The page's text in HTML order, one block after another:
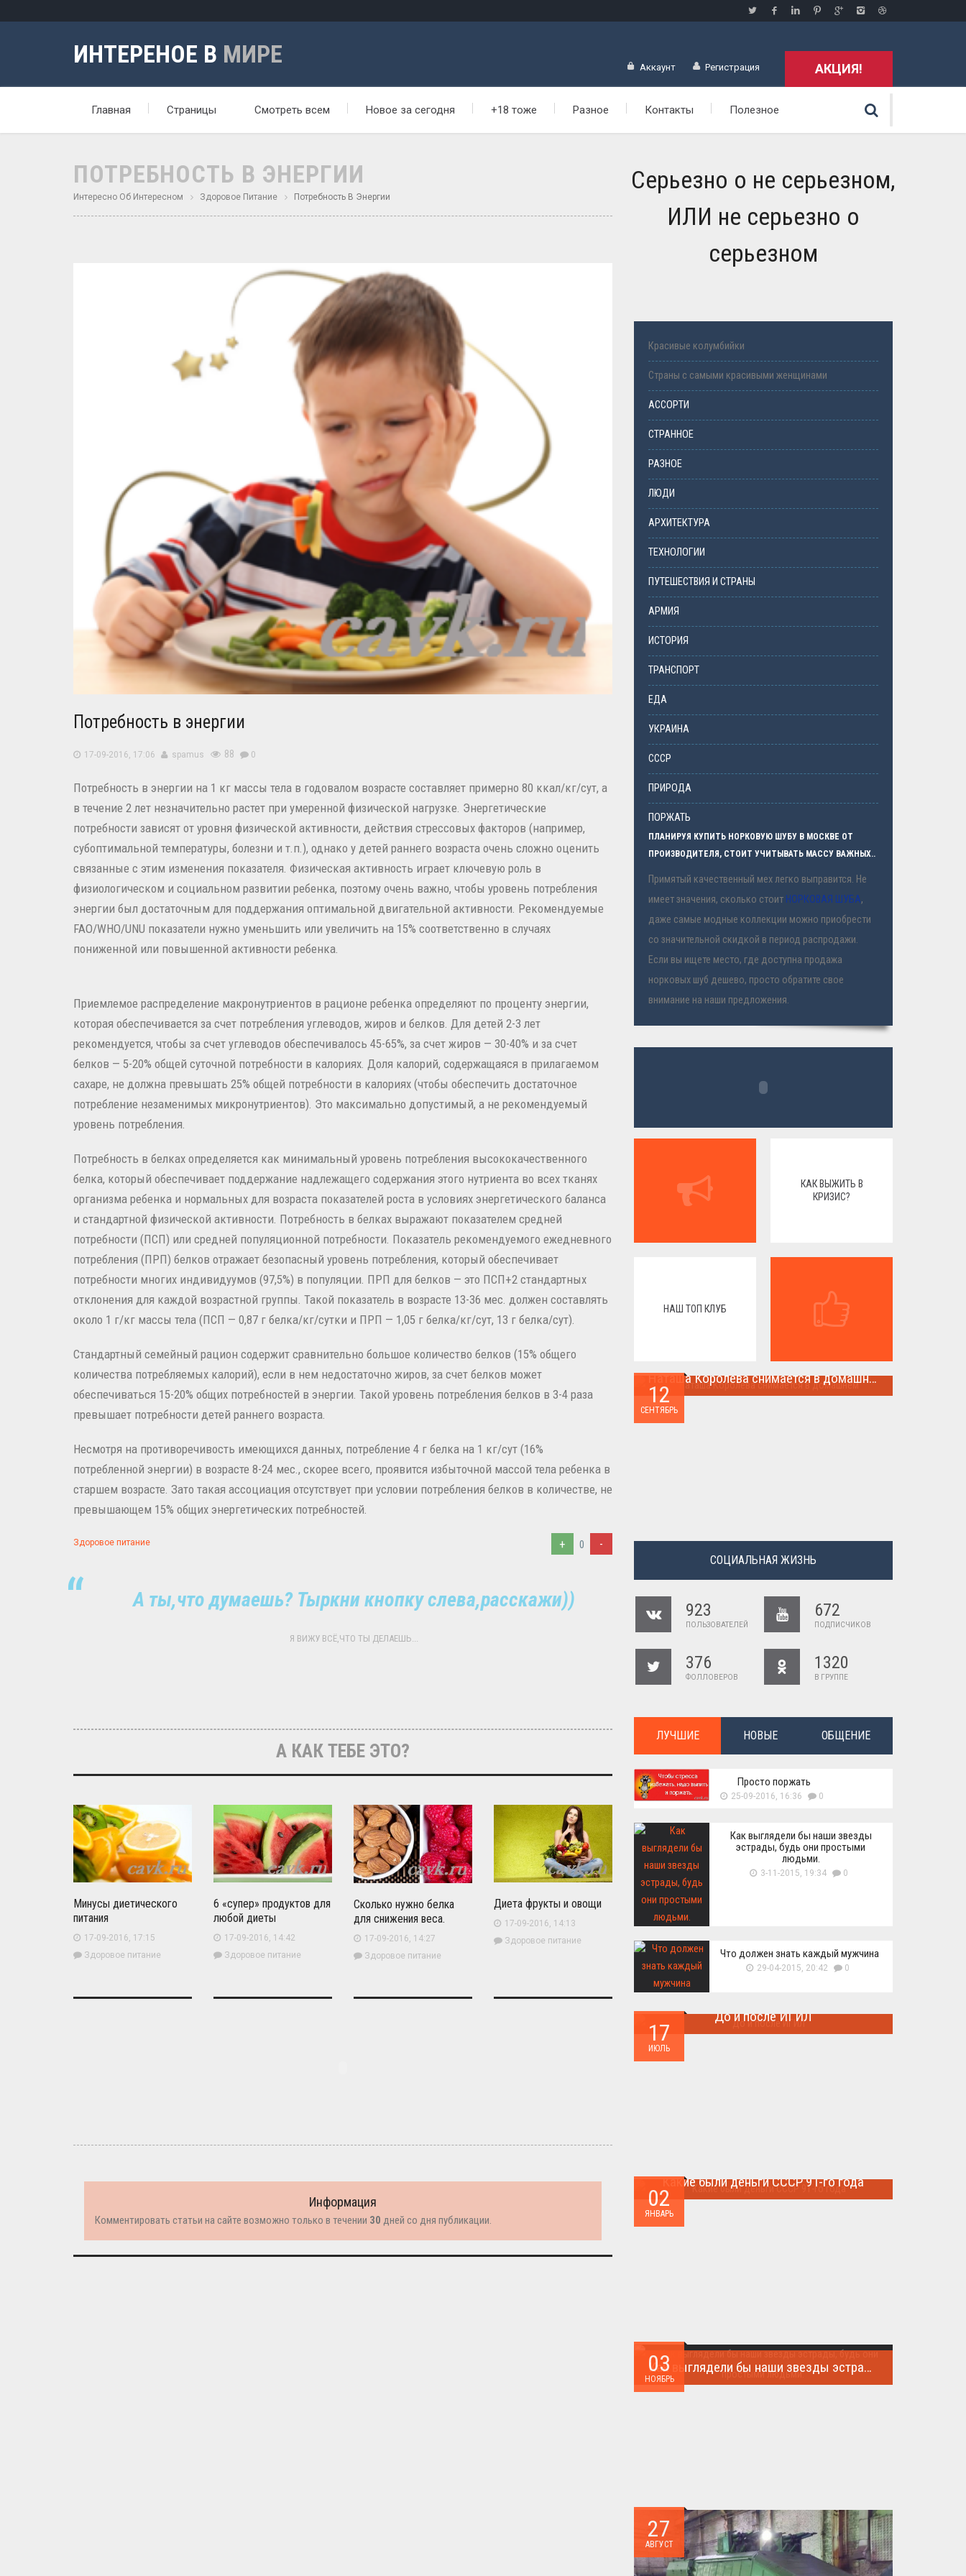
ИНТЕРЕНОЕ В МИРЕ Аккаунт Регистрация АКЦИЯ!
Главная Страницы Смотреть всем Новое за сегодня +18 тоже Разное Контакты Полезное
ПОТРЕБНОСТЬ В ЭНЕРГИИ
Интересно Об Интересном Здоровое Питание Потребность В Энергии
Потребность в энергии
17-09-2016, 17:06 spamus 88 0
Потребность в энергии на 1 кг массы тела в годовалом возрасте составляет примерно 80 ккал/кг/сут, а
в течение 2 лет незначительно растет при умеренной физической нагрузке. Энергетические
потребности зависят от уровня физической активности, действия стрессовых факторов (например,
субоптимальной температуры, болезни и т.п.), однако у детей раннего возраста очень сложно оценить
связанные с этим изменения показателя. Физическая активность играет ключевую роль в
физиологическом и социальном развитии ребенка, поэтому очень важно, чтобы уровень потребления
энергии был достаточным для поддержания оптимальной двигательной активности. Рекомендуемые
FAO/WHO/UNU показатели нужно уменьшить или увеличить на 15% соответственно в случаях
пониженной или повышенной активности ребенка.
Приемлемое распределение макронутриентов в рационе ребенка определяют по проценту энергии,
которая обеспечивается за счет потребления углеводов, жиров и белков. Для детей 2-3 лет
рекомендуется, чтобы за счет углеводов обеспечивалось 45-65%, за счет жиров — 30-40% и за счет
белков — 5-20% общей суточной потребности в калориях. Доля калорий, содержащаяся в прилагаемом
сахаре, не должна превышать 25% общей потребности в калориях (чтобы обеспечить достаточное
потребление незаменимых микронутриентов). Это максимально допустимый, а не рекомендуемый
уровень потребления.
Потребность в белках определяется как минимальный уровень потребления высококачественного
белка, который обеспечивает поддержание надлежащего содержания этого нутриента во всех тканях
организма ребенка и нормальных для возраста показателей роста в условиях энергетического баланса
и стандартной физической активности. Потребность в белках выражают показателем средней
потребности (ПСП) или средней популяционной потребности. Показатель рекомендуемого ежедневного
потребления (ПРП) белков отражает безопасный уровень потребления, который обеспечивает
потребности многих индивидуумов (97,5%) в популяции. ПРП для белков — это ПСП+2 стандартных
отклонения для каждой возрастной группы. Такой показатель в возрасте 13-36 мес. должен составлять
около 1 г/кг массы тела (ПСП — 0,87 г белка/кг/сутки и ПРП — 1,05 г белка/кг/сут, 13 г белка/сут).
Стандартный семейный рацион содержит сравнительно большое количество белков (15% общего
количества потребляемых калорий), если в нем недостаточно жиров, за счет белков может
обеспечиваться 15-20% общих потребностей в энергии. Такой уровень потребления белков в 3-4 раза
превышает потребности детей раннего возраста.
Несмотря на противоречивость имеющихся данных, потребление 4 г белка на 1 кг/сут (16%
потребленной энергии) в возрасте 8-24 мес., скорее всего, проявится избыточной массой тела ребенка в
старшем возрасте. Зато такая ассоциация отсутствует при условии потребления белков в количестве, не
превышающем 15% общих энергетических потребностей.
Здоровое питание + 0 -
А ты,что думаешь? Тыркни кнопку слева,расскажи))
Я ВИЖУ ВСЁ,ЧТО ТЫ ДЕЛАЕШЬ...
А КАК ТЕБЕ ЭТО?
Минусы диетического
питания
17-09-2016, 17:15
Здоровое питание
6 «супер» продуктов для
любой диеты
17-09-2016, 14:42
Здоровое питание
Сколько нужно белка
для снижения веса.
17-09-2016, 14:27
Здоровое питание
Диета фрукты и овощи
17-09-2016, 14:13
Здоровое питание
Информация
Комментировать статьи на сайте возможно только в течении 30 дней со дня публикации.
Серьезно о не серьезном,
ИЛИ не серьезно о
серьезном
Красивые колумбийки
Страны с самыми красивыми женщинами
АССОРТИ
СТРАННОЕ
РАЗНОЕ
ЛЮДИ
АРХИТЕКТУРА
ТЕХНОЛОГИИ
ПУТЕШЕСТВИЯ И СТРАНЫ
АРМИЯ
ИСТОРИЯ
ТРАНСПОРТ
ЕДА
УКРАИНА
СССР
ПРИРОДА
ПОРЖАТЬ
ПЛАНИРУЯ КУПИТЬ НОРКОВУЮ ШУБУ В МОСКВЕ ОТ
ПРОИЗВОДИТЕЛЯ, СТОИТ УЧИТЫВАТЬ МАССУ ВАЖНЫХ..
Примятый качественный мех легко выправится. Не
имеет значения, сколько стоит НОРКОВАЯ ШУБА,
даже самые модные коллекции можно приобрести
со значительной скидкой в период распродажи.
Если вы ищете место, где доступна продажа
норковых шуб дешево, просто обратите свое
внимание на наши предложения.
КАК ВЫЖИТЬ В
КРИЗИС?
НАШ ТОП КЛУБ
12
СЕНТЯБРЬ
Наташа Королева снимается в домашнем
Наташа Королева снимается в домашнем ...
СОЦИАЛЬНАЯ ЖИЗНЬ
923
ПОЛЬЗОВАТЕЛЕЙ
672
ПОДПИСЧИКОВ
376
ФОЛЛОВЕРОВ
1320
В ГРУППЕ
ЛУЧШИЕ НОВЫЕ ОБЩЕНИЕ
Просто поржать
25-09-2016, 16:36 0
Как выглядели бы наши звезды
эстрады, будь они простыми
людьми.
3-11-2015, 19:34 0
Что должен знать каждый мужчина
29-04-2015, 20:42 0
17
ИЮЛЬ
До и после ИГИЛ
02
ЯНВАРЬ
Какие были деньги СССР 91-го года
03
НОЯБРЬ
Как выглядели бы наши звезды эстрады, будь они простыми людьми.
Такого поворота событий не ожидал никто!...
27
АВГУСТ